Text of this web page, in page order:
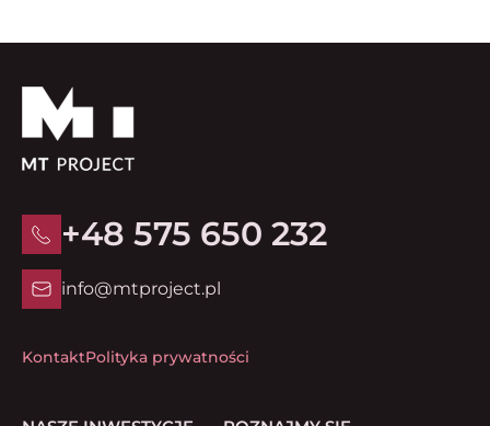
+48 575 650 232
info@mtproject.pl
KontaktPolityka prywatności